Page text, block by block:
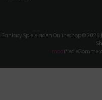
Fantasy Spieleladen Onlineshop ©
modified